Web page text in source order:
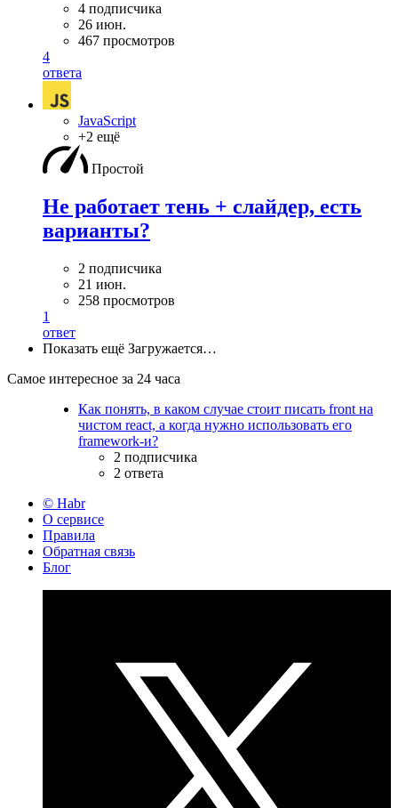
4 подписчика
26 июн.
467 просмотров
4
ответа
JavaScript
+2 ещё
Простой
Не работает тень + слайдер, есть
варианты?
2 подписчика
21 июн.
258 просмотров
1
ответ
Показать ещё Загружается…
Самое интересное за 24 часа
Как понять, в каком случае стоит писать front на
чистом react, а когда нужно использовать его
framework-и?
2 подписчика
2 ответа
© Habr
О сервисе
Правила
Обратная связь
Блог